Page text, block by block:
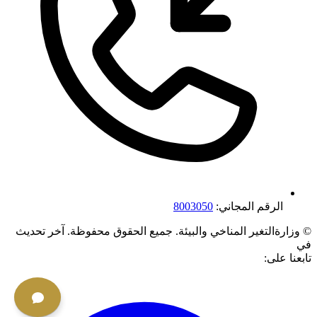
الرقم المجاني: 8003050
© وزارةالتغير المناخي والبيئة. جميع الحقوق محفوظة. آخر تحديث
في
تابعنا على: